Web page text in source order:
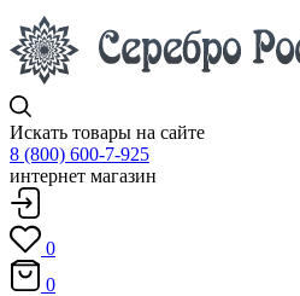
Искать товары на сайте
8 (800) 600-7-925
интернет магазин
0
0